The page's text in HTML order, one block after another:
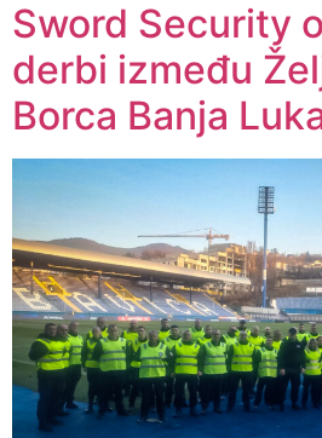
Sword Security
derbi između
Borca Banja